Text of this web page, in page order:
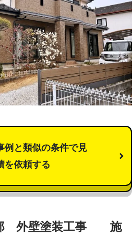
例と類似の条件で見
を依頼する
邸 外壁塗装工事 施